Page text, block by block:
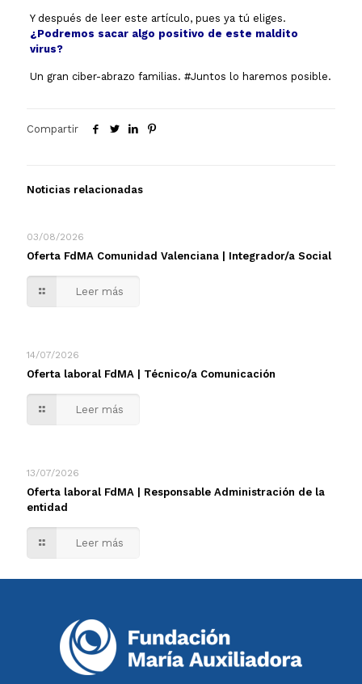
Y después de leer este artículo, pues ya tú eliges.
¿Podremos sacar algo positivo de este maldito
virus?
Un gran ciber-abrazo familias. #Juntos lo haremos posible.
Compartir
Noticias relacionadas
03/08/2026
Oferta FdMA Comunidad Valenciana | Integrador/a Social
Leer más
14/07/2026
Oferta laboral FdMA | Técnico/a Comunicación
Leer más
13/07/2026
Oferta laboral FdMA | Responsable Administración de la
entidad
Leer más